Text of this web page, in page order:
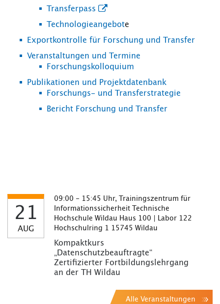
Transferpass
Technologieangebote
Exportkontrolle für Forschung und Transfer
Veranstaltungen und Termine
Forschungskolloquium
Publikationen und Projektdatenbank
Forschungs- und Transferstrategie
Bericht Forschung und Transfer
21
AUG
09:00 - 15:45 Uhr, Trainingszentrum für
Informationssicherheit Technische
Hochschule Wildau Haus 100 | Labor 122
Hochschulring 1 15745 Wildau
Kompaktkurs
„Datenschutzbeauftragte“
Zertifizierter Fortbildungslehrgang
an der TH Wildau
Alle Veranstaltungen